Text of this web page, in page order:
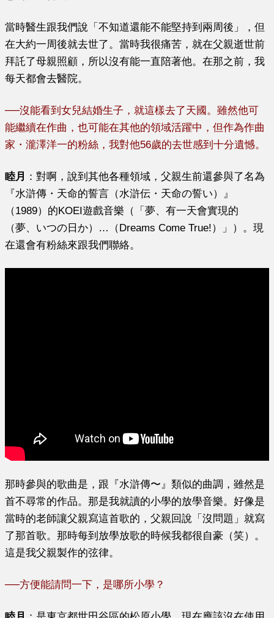
當時醫生跟我們說 「不知道還能不能堅持到兩周後」
，但
在大約一周後就去世了。當時我很痛苦，就在父親逝世前
拜託了母親照顧，所以沒有能一直陪著他。在那之前，我
每天都會去醫院。
──沒能看到女兒結婚生子，就這樣去了天國。雖然他可
能繼續在作曲，也可能在其他的領域活躍中，但作為作曲
家 ・瀧澤洋一的粉絲，我對他56歲的去世感到十分遺憾。
睦月 ：對啊 ，說到其他各種領域，父親生前還參與了名為
『水滸傳・天命的誓言（水滸伝・天命の誓い）』
（1989）的KOEI遊戲音樂（「夢、有一天會實現的
（夢、いつの日か）…（Dreams Come True!）」）。現
在還會有粉絲來跟我們聯絡。
那時參與的歌曲是，跟 『水滸傳〜』類似的曲調 ，雖然是
首不尋常的作品。那是我就讀的小學的放學音樂。好像是
當時的老師讓父親寫這首歌的，父親回說 「沒問題 」就寫
了那首歌。那時每到放學放歌的時候我都很自豪（笑）。
這是我父親製作的弦律。
──方便能請問一下，是哪所小學？